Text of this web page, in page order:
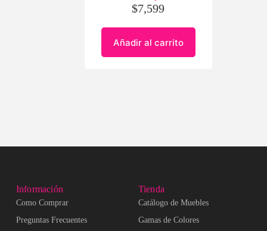
$7,599
Añadir al carrito
Información
Como Comprar
Preguntas Frecuentes
Tienda
Catálogo de Muebles
Gamas de Colores